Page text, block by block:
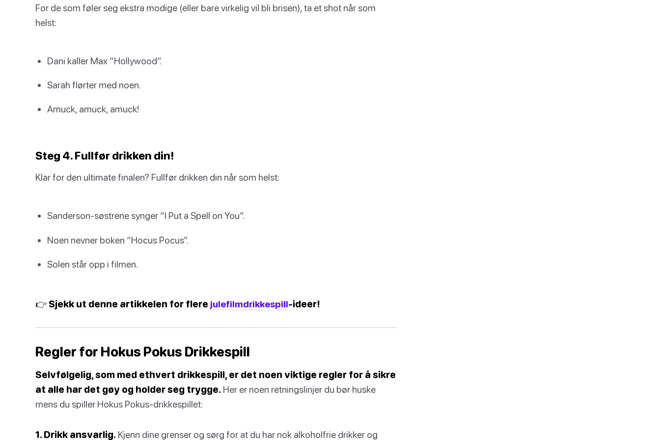
For de som føler seg ekstra modige (eller bare virkelig vil bli brisen), ta et shot når som
helst:
Dani kaller Max “Hollywood”.
Sarah flørter med noen.
Amuck, amuck, amuck!
Steg 4. Fullfør drikken din!
Klar for den ultimate finalen? Fullfør drikken din når som helst:
Sanderson-søstrene synger “I Put a Spell on You”.
Noen nevner boken “Hocus Pocus”.
Solen står opp i filmen.
👉 Sjekk ut denne artikkelen for flere julefilmdrikkespill-ideer!
Regler for Hokus Pokus Drikkespill
Selvfølgelig, som med ethvert drikkespill, er det noen viktige regler for å sikre
at alle har det gøy og holder seg trygge. Her er noen retningslinjer du bør huske
mens du spiller Hokus Pokus-drikkespillet:
1. Drikk ansvarlig. Kjenn dine grenser og sørg for at du har nok alkoholfrie drikker og